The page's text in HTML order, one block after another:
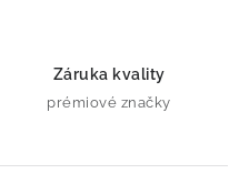
Záruka kvality
prémiové značky